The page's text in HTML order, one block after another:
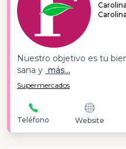
Carolina
Nuestro objetivo es tu
sana y más...
Supermercados
Teléfono Website